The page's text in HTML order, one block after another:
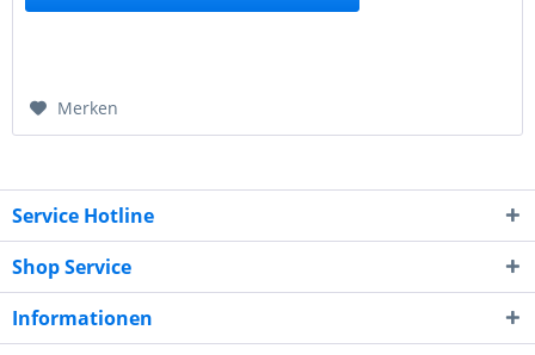
Merken
Service Hotline
Shop Service
Informationen